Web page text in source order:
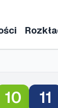
10 11